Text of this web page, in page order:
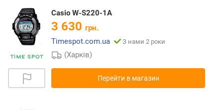
Casio W-S220-1A
3 630 грн.
Timespot.com.ua
З нами 2 роки
(Харків)
Перейти в магазин